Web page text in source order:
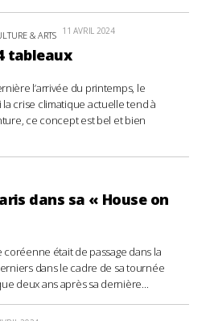
& ARTS 11 AVRIL 2024
tableaux
l’arrivée du printemps, le
crise climatique actuelle tend à
ce concept est bel et bien
dans sa « House on
coréenne était de passage dans la
dans le cadre de sa tournée
deux ans après sa dernière...